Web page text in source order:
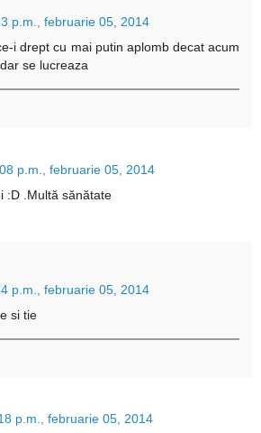
p.m., februarie 05, 2014
i drept cu mai putin aplomb decat acum
se lucreaza
p.m., februarie 05, 2014
:D .Multă sănătate
p.m., februarie 05, 2014
si tie
p.m., februarie 05, 2014